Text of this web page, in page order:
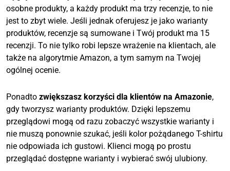
osobne produkty, a każdy produkt ma trzy recenzje, to nie
jest to zbyt wiele. Jeśli jednak oferujesz je jako warianty
produktów, recenzje są sumowane i Twój produkt ma 15
recenzji. To nie tylko robi lepsze wrażenie na klientach, ale
także na algorytmie Amazon, a tym samym na Twojej
ogólnej ocenie.
Ponadto zwiększasz korzyści dla klientów na Amazonie,
gdy tworzysz warianty produktów. Dzięki lepszemu
przeglądowi mogą od razu zobaczyć wszystkie warianty i
nie muszą ponownie szukać, jeśli kolor pożądanego T-shirtu
nie odpowiada ich gustowi. Klienci mogą po prostu
przeglądać dostępne warianty i wybierać swój ulubiony.